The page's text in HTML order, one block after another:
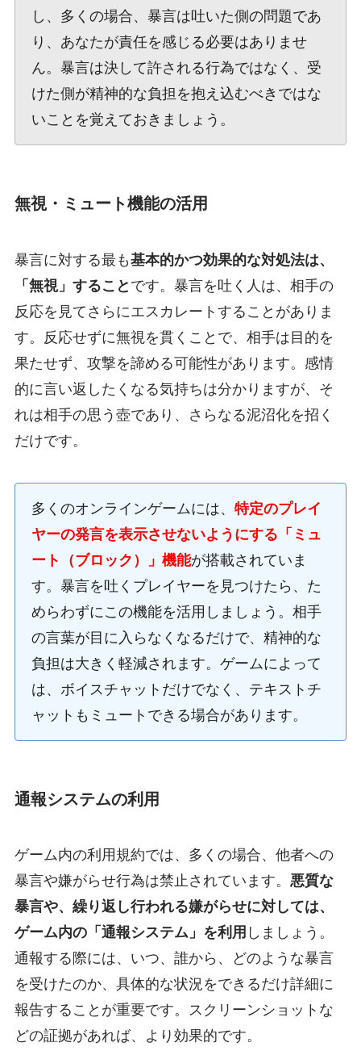
し、多くの場合、暴言は吐いた側の問題であ
り、あなたが責任を感じる必要はありませ
ん。暴言は決して許される行為ではなく、受
けた側が精神的な負担を抱え込むべきではな
いことを覚えておきましょう。
無視・ミュート機能の活用
暴言に対する最も基本的かつ効果的な対処法は、
「無視」すること です。暴言を吐く人は、相手の
反応を見てさらにエスカレートすることがありま
す。反応せずに無視を貫くことで、相手は目的を
果たせず、攻撃を諦める可能性があります。感情
的に言い返したくなる気持ちは分かりますが、そ
れは相手の思う壺であり、さらなる泥沼化を招く
だけです。
多くのオンラインゲームには、 特定のプレイ
ヤーの発言を表示させないようにする「ミュ
ート（ブロック）」機能が搭載されていま
す。暴言を吐くプレイヤーを見つけたら、た
めらわずにこの機能を活用しましょう。相手
の言葉が目に入らなくなるだけで、精神的な
負担は大きく軽減されます。ゲームによって
は、ボイスチャットだけでなく、テキストチ
ャットもミュートできる場合があります。
通報システムの利用
ゲーム内の利用規約では、多くの場合、他者への
暴言や嫌がらせ行為は禁止されています。 悪質な
暴言や、繰り返し行われる嫌がらせに対しては、
ゲーム内の「通報システム」を利用 しましょう。
通報する際には、いつ、誰から、どのような暴言
を受けたのか、具体的な状況をできるだけ詳細に
報告することが重要です。スクリーンショットな
どの証拠があれば、より効果的です。